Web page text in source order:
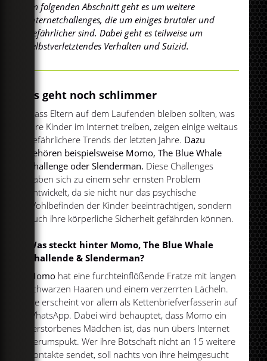
Im folgenden Abschnitt geht es um weitere
Internetchallenges, die um einiges brutaler und
gefährlicher sind. Dabei geht es teilweise um
selbstverletztendes Verhalten und Suizid.
Es geht noch schlimmer
Dass Eltern auf dem Laufenden bleiben sollten, was
ihre Kinder im Internet treiben, zeigen einige weitaus
gefährlichere Trends der letzten Jahre. Dazu
gehören beispielsweise Momo, The Blue Whale
Challenge oder Slenderman. Diese Challenges
haben sich zu einem sehr ernsten Problem
entwickelt, da sie nicht nur das psychische
Wohlbefinden der Kinder beeinträchtigen, sondern
auch ihre körperliche Sicherheit gefährden können.
Was steckt hinter Momo, The Blue Whale
Challende & Slenderman?
Momo hat eine furchteinflößende Fratze mit langen
schwarzen Haaren und einem verzerrten Lächeln.
Sie erscheint vor allem als Kettenbriefverfasserin auf
WhatsApp. Dabei wird behauptet, dass Momo ein
verstorbenes Mädchen ist, das nun übers Internet
herumspukt. Wer ihre Botschaft nicht an 15 weitere
Kontakte sendet, soll nachts von ihre heimgesucht